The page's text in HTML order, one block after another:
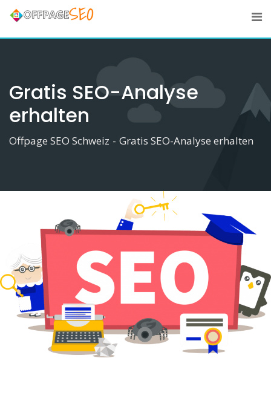
Skip
content
Gratis SEO-Analyse
erhalten
Offpage SEO Schweiz - Gratis SEO-Analyse erhalten